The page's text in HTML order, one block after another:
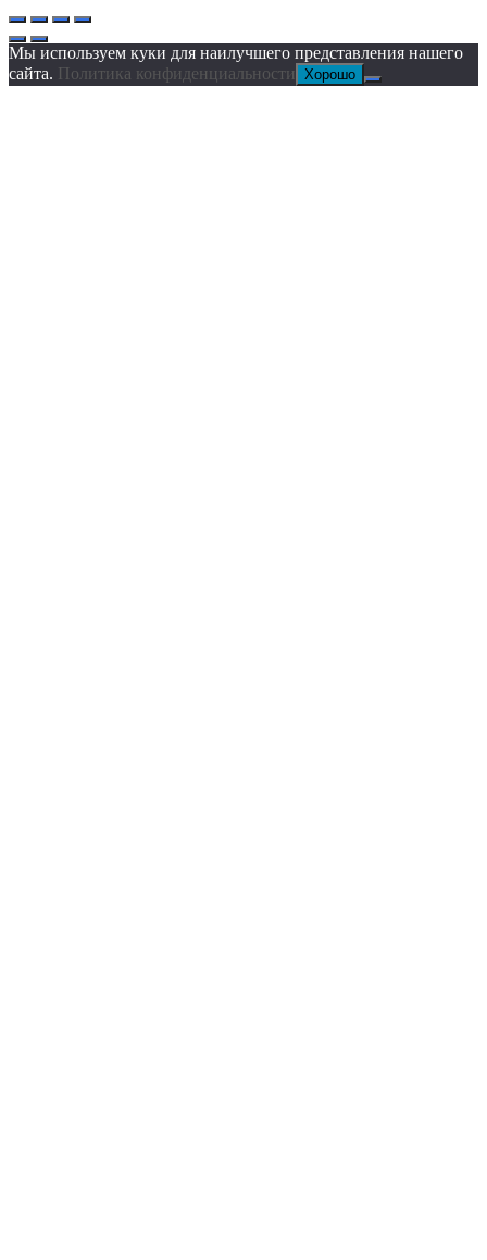
Мы используем куки для наилучшего представления нашего
сайта. Политика конфиденциальности Хорошо